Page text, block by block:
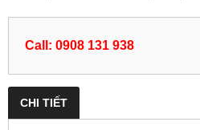
Call: 0908 131 938
CHI TIẾT